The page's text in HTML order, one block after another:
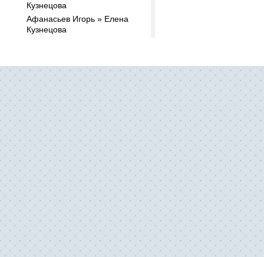
Кузнецова
Афанасьев Игорь » Елена
Кузнецова